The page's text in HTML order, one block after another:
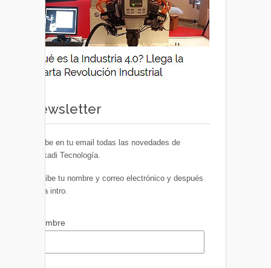
Newsletter
Recibe en tu email todas las novedades de
Euskadi Tecnología.
Escribe tu nombre y correo electrónico y después
pulsa intro.
Nombre